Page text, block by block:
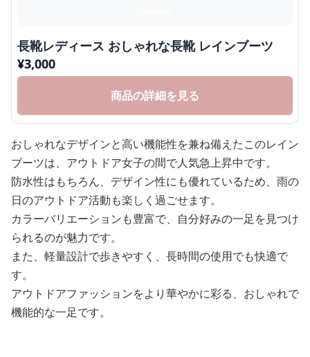
長靴レディース おしゃれな長靴 レインブーツ
¥3,000
商品の詳細を見る
おしゃれなデザインと高い機能性を兼ね備えたこのレイン
ブーツは、アウトドア女子の間で人気急上昇中です。
防水性はもちろん、デザイン性にも優れているため、雨の
日のアウトドア活動も楽しく過ごせます。
カラーバリエーションも豊富で、自分好みの一足を見つけ
られるのが魅力です。
また、軽量設計で歩きやすく、長時間の使用でも快適で
す。
アウトドアファッションをより華やかに彩る、おしゃれで
機能的な一足です。